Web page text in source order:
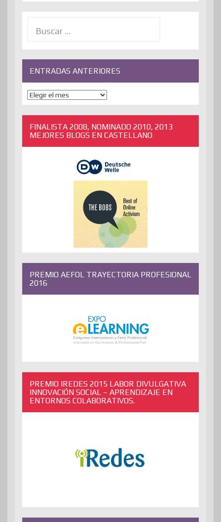
ENTRADAS ANTERIORES
ENTRADAS
ANTERIORES
FINALISTA 2008, NOMINADO 2010, 2013
MEJORES BLOGS EN CASTELLANO
PREMIO AEFOL TRAYECTORIA PROFESIONAL
2016
PREMIO IREDES 2015 LABOR DIVULGATIVA
INNOVACIÓN SOCIAL – APRENDIZAJE EN
ENTORNOS COLABORATIVOS.